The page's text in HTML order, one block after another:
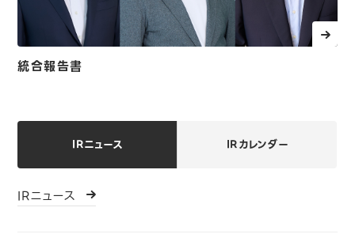
統合報告書
IRニュース IRカレンダー
IRニュース